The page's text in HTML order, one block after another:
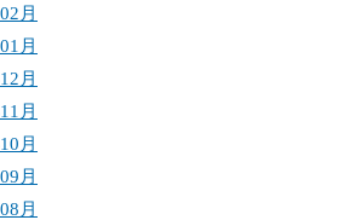
月
月
月
月
月
月
月